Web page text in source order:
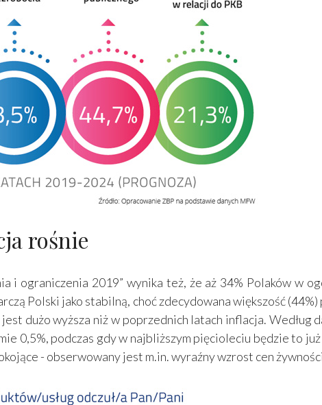
rośnie
i ograniczenia 2019” wynika też, że aż 34% Polaków w
Polski jako stabilną, choć zdecydowana większość
dużo wyższa niż w poprzednich latach inflacja. Według
0,5%, podczas gdy w najbliższym pięcioleciu będzie to
- obserwowany jest m.in. wyraźny wzrost cen